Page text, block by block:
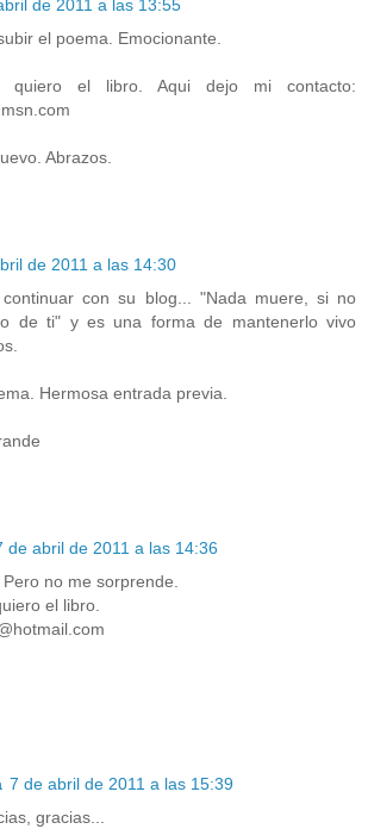
de 2011 a las 13:55
el poema. Emocionante.
quiero el libro. Aqui dejo mi contacto:
Abrazos.
de 2011 a las 14:30
con su blog... "Nada muere, si no
de ti" y es una forma de mantenerlo vivo
Hermosa entrada previa.
de abril de 2011 a las 14:36
no me sorprende.
el libro.
7 de abril de 2011 a las 15:39
gracias...